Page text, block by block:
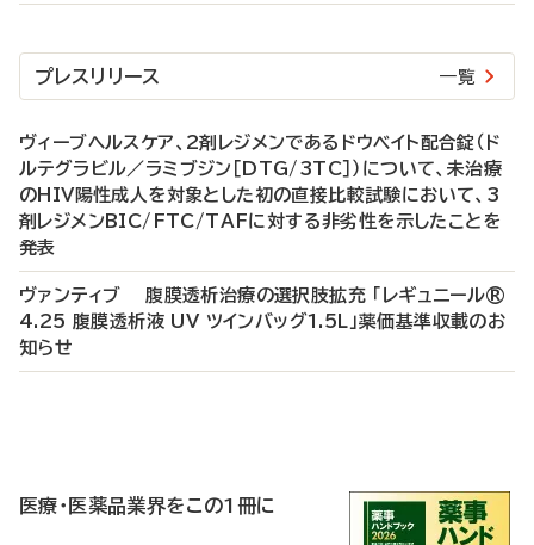
プレスリリース 一覧
ヴィーブヘルスケア、2剤レジメンであるドウベイト配合錠（ド
ルテグラビル／ラミブジン［DTG/3TC］）について、未治療
のHIV陽性成人を対象とした初の直接比較試験において、3
剤レジメンBIC/FTC/TAFに対する非劣性を示したことを
発表
ヴァンティブ 腹膜透析治療の選択肢拡充 「レギュニール®
4.25 腹膜透析液 UV ツインバッグ1.5L」薬価基準収載のお
知らせ
医療・医薬品業界をこの1冊に